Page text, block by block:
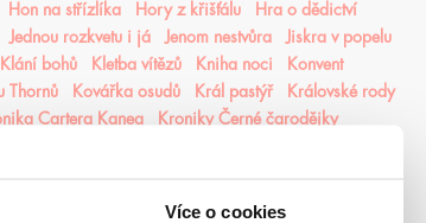
Více o cookies
Hon na střízlíka Hory z křišťálu
Hra o dědictví
Jednou rozkvetu i já Jenom nestvůra
Jiskra v popelu
Klání bohů Kletba vítězů Kniha noci
Konvent
Thornů Kovářka osudů Král pastýř
Královské rody
Cartera Kanea
Kroniky Černé čarodějky
Lovkyně stínů